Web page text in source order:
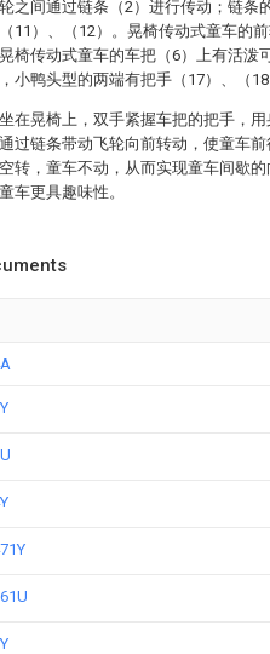
之间通过链条（2）进行传动；链条
11）、（12）。晃椅传动式童车的
椅传动式童车的车把（6）上有活泼
小鸭头型的两端有把手（17）、（18
在晃椅上，双手紧握车把的把手，
过链条带动飞轮向前转动，使童车
转，童车不动，从而实现童车间歇
车更具趣味性。